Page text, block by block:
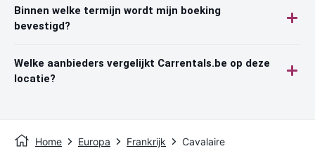
Binnen welke termijn wordt mijn boeking
bevestigd?
Welke aanbieders vergelijkt Carrentals.be op deze
locatie?
Home Europa Frankrijk Cavalaire